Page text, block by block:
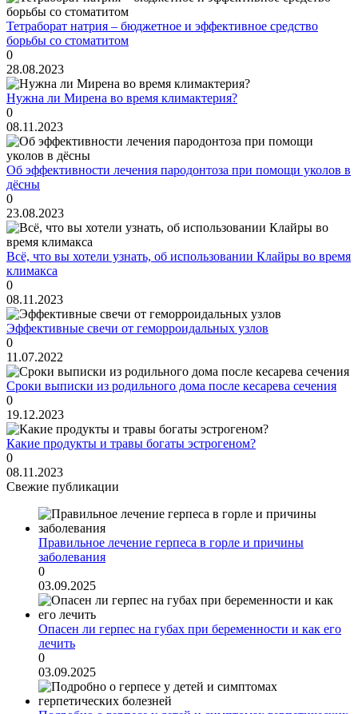
Тетраборат натрия – бюджетное и эффективное средство
борьбы со стоматитом
0
28.08.2023
Нужна ли Мирена во время климактерия?
0
08.11.2023
Об эффективности лечения пародонтоза при помощи уколов в
дёсны
0
23.08.2023
Всё, что вы хотели узнать, об использовании Клайры во время
климакса
0
08.11.2023
Эффективные свечи от геморроидальных узлов
0
11.07.2022
Сроки выписки из родильного дома после кесарева сечения
0
19.12.2023
Какие продукты и травы богаты эстрогеном?
0
08.11.2023
Свежие публикации
Правильное лечение герпеса в горле и причины
заболевания
0
03.09.2025
Опасен ли герпес на губах при беременности и как его
лечить
0
03.09.2025